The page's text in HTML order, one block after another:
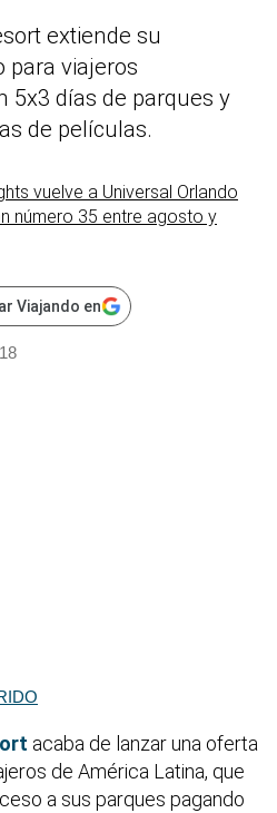
extiende su
para viajeros
5x3 días de parques y
de películas.
vuelve a Universal Orlando
número 35 entre agosto y
Viajando en
acaba de lanzar una oferta
de América Latina, que
a sus parques pagando